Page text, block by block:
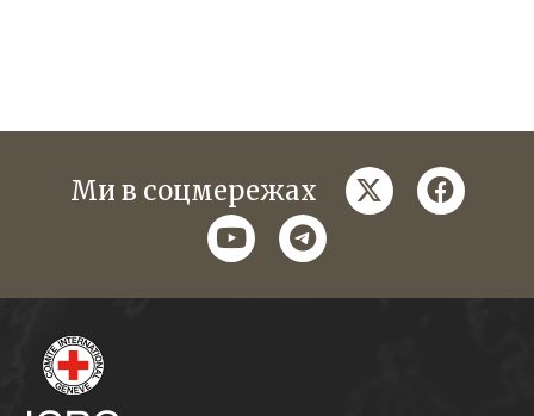
Ми в соцмережах twitter
youtubetelegram